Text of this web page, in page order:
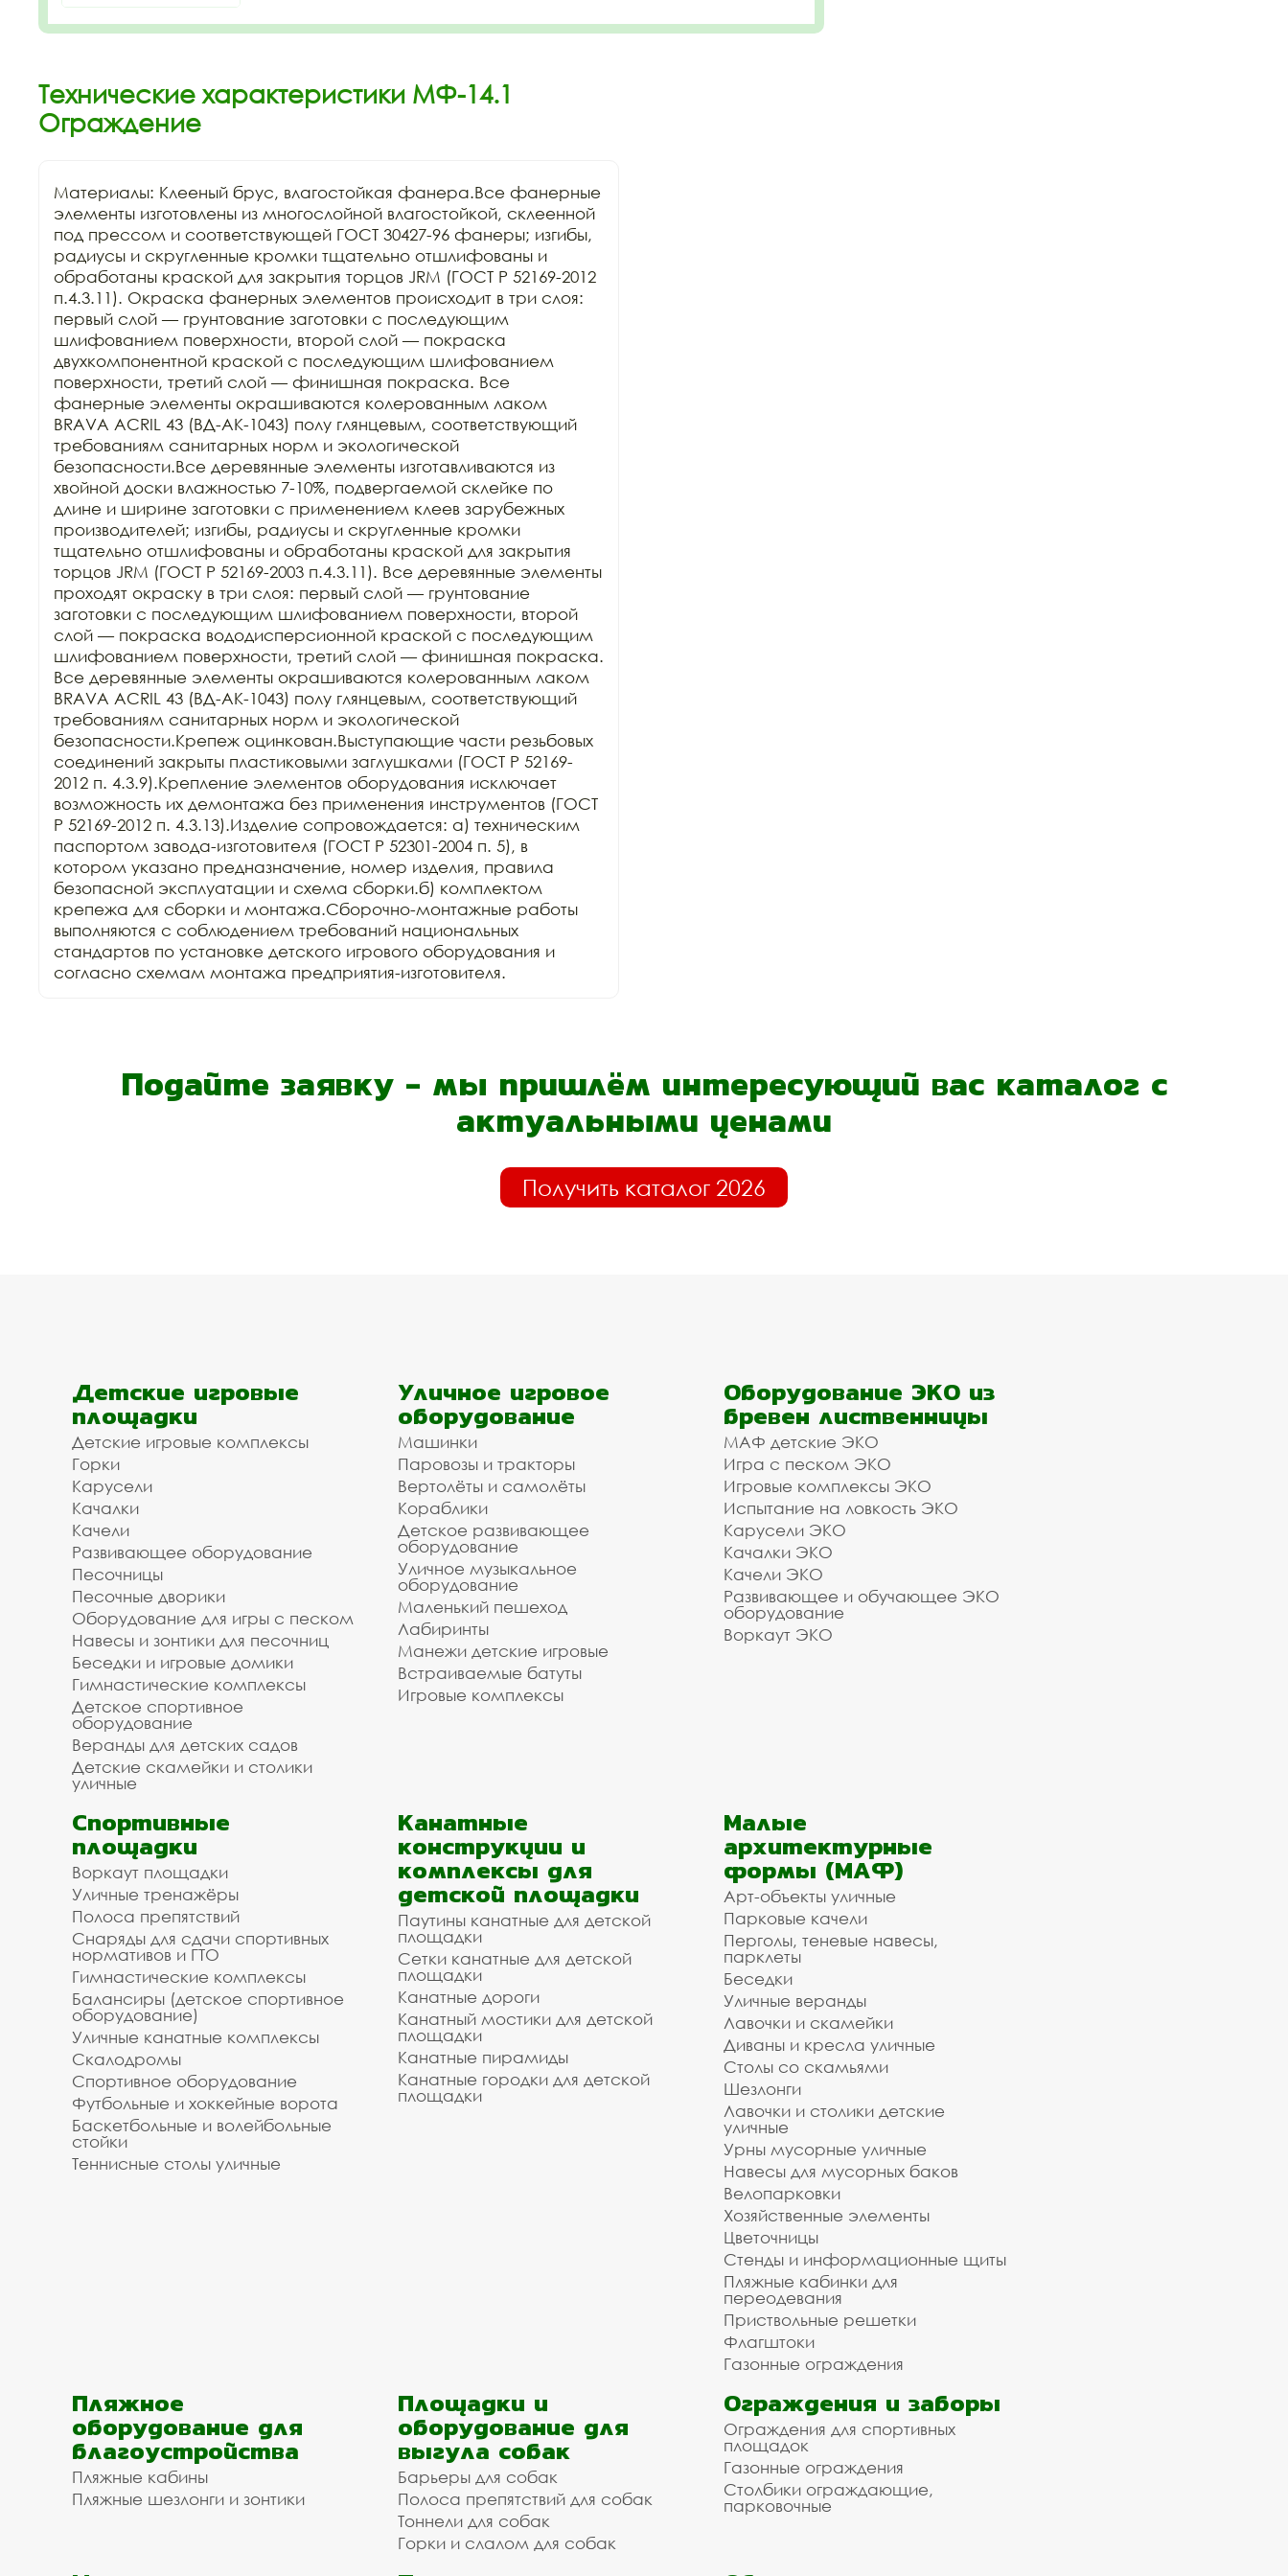
Технические характеристики МФ-14.1
Ограждение
Материалы: Клееный брус, влагостойкая фанера.Все фанерные
элементы изготовлены из многослойной влагостойкой, склеенной
под прессом и соответствующей ГОСТ 30427-96 фанеры; изгибы,
радиусы и скругленные кромки тщательно отшлифованы и
обработаны краской для закрытия торцов JRM (ГОСТ Р 52169-2012
п.4.3.11). Окраска фанерных элементов происходит в три слоя:
первый слой — грунтование заготовки с последующим
шлифованием поверхности, второй слой — покраска
двухкомпонентной краской с последующим шлифованием
поверхности, третий слой — финишная покраска. Все
фанерные элементы окрашиваются колерованным лаком
BRAVA ACRIL 43 (ВД-АК-1043) полу глянцевым, соответствующий
требованиям санитарных норм и экологической
безопасности.Все деревянные элементы изготавливаются из
хвойной доски влажностью 7-10%, подвергаемой склейке по
длине и ширине заготовки с применением клеев зарубежных
производителей; изгибы, радиусы и скругленные кромки
тщательно отшлифованы и обработаны краской для закрытия
торцов JRM (ГОСТ Р 52169-2003 п.4.3.11). Все деревянные элементы
проходят окраску в три слоя: первый слой — грунтование
заготовки с последующим шлифованием поверхности, второй
слой — покраска вододисперсионной краской с последующим
шлифованием поверхности, третий слой — финишная покраска.
Все деревянные элементы окрашиваются колерованным лаком
BRAVA ACRIL 43 (ВД-АК-1043) полу глянцевым, соответствующий
требованиям санитарных норм и экологической
безопасности.Крепеж оцинкован.Выступающие части резьбовых
соединений закрыты пластиковыми заглушками (ГОСТ Р 52169-
2012 п. 4.3.9).Крепление элементов оборудования исключает
возможность их демонтажа без применения инструментов (ГОСТ
Р 52169-2012 п. 4.3.13).Изделие сопровождается: а) техническим
паспортом завода-изготовителя (ГОСТ Р 52301-2004 п. 5), в
котором указано предназначение, номер изделия, правила
безопасной эксплуатации и схема сборки.б) комплектом
крепежа для сборки и монтажа.Сборочно-монтажные работы
выполняются с соблюдением требований национальных
стандартов по установке детского игрового оборудования и
согласно схемам монтажа предприятия-изготовителя.
Подайте заявку - мы пришлём интересующий вас каталог с
актуальными ценами
Получить каталог 2026
Детские игровые
площадки
Детские игровые комплексы
Горки
Карусели
Качалки
Качели
Развивающее оборудование
Песочницы
Песочные дворики
Оборудование для игры с песком
Навесы и зонтики для песочниц
Беседки и игровые домики
Гимнастические комплексы
Детское спортивное
оборудование
Веранды для детских садов
Детские скамейки и столики
уличные
Уличное игровое
оборудование
Машинки
Паровозы и тракторы
Вертолёты и самолёты
Кораблики
Детское развивающее
оборудование
Уличное музыкальное
оборудование
Маленький пешеход
Лабиринты
Манежи детские игровые
Встраиваемые батуты
Игровые комплексы
Оборудование ЭКО из
бревен лиственницы
МАФ детские ЭКО
Игра с песком ЭКО
Игровые комплексы ЭКО
Испытание на ловкость ЭКО
Карусели ЭКО
Качалки ЭКО
Качели ЭКО
Развивающее и обучающее ЭКО
оборудование
Воркаут ЭКО
Спортивные
площадки
Воркаут площадки
Уличные тренажёры
Полоса препятствий
Снаряды для сдачи спортивных
нормативов и ГТО
Гимнастические комплексы
Балансиры (детское спортивное
оборудование)
Уличные канатные комплексы
Скалодромы
Спортивное оборудование
Футбольные и хоккейные ворота
Баскетбольные и волейбольные
стойки
Теннисные столы уличные
Канатные
конструкции и
комплексы для
детской площадки
Паутины канатные для детской
площадки
Сетки канатные для детской
площадки
Канатные дороги
Канатный мостики для детской
площадки
Канатные пирамиды
Канатные городки для детской
площадки
Малые
архитектурные
формы (МАФ)
Арт-объекты уличные
Парковые качели
Перголы, теневые навесы,
парклеты
Беседки
Уличные веранды
Лавочки и скамейки
Диваны и кресла уличные
Столы со скамьями
Шезлонги
Лавочки и столики детские
уличные
Урны мусорные уличные
Навесы для мусорных баков
Велопарковки
Хозяйственные элементы
Цветочницы
Стенды и информационные щиты
Пляжные кабинки для
переодевания
Приствольные решетки
Флагштоки
Газонные ограждения
Пляжное
оборудование для
благоустройства
Пляжные кабины
Пляжные шезлонги и зонтики
Площадки и
оборудование для
выгула собак
Барьеры для собак
Полоса препятствий для собак
Тоннели для собак
Горки и слалом для собак
Ограждения и заборы
Ограждения для спортивных
площадок
Газонные ограждения
Столбики ограждающие,
парковочные